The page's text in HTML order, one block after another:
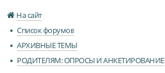
На сайт
Список форумов
АРХИВНЫЕ ТЕМЫ
РОДИТЕЛЯМ: ОПРОСЫ И АНКЕТИРОВАНИЕ